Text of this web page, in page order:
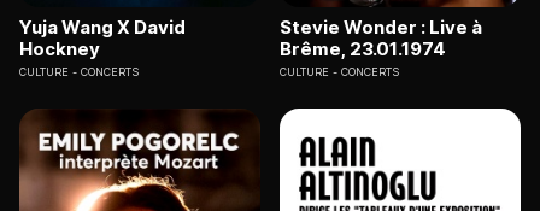
Yuja Wang X David
Hockney
CULTURE CONCERTS
Stevie Wonder : Live à
Brême, 23.01.1974
CULTURE CONCERTS